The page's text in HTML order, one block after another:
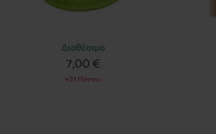
Διαθέσιμο
7,00 €
+21 Πόντοι